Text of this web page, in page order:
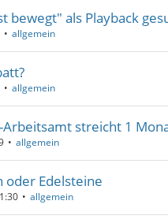
bewegt" als Playback
allgemein
allgemein
streicht 1
allgemein
Edelsteine
allgemein